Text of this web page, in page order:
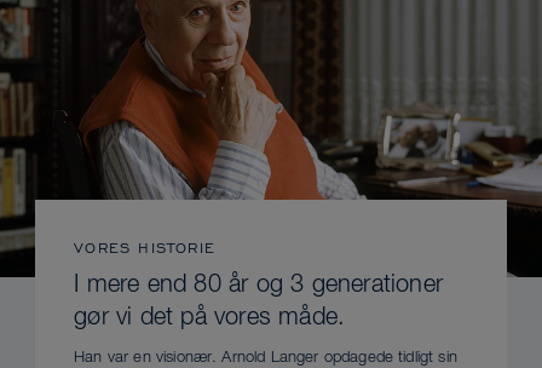
VORES HISTORIE
I mere end 80 år og 3 generationer
gør vi det på vores måde.
Han var en visionær. Arnold Langer opdagede tidligt sin